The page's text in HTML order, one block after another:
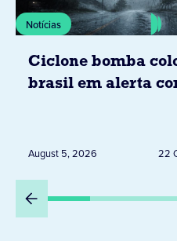
Notícias
Ciclone bomba
brasil em alerta
dias 6 e 8 de agosto
August 5, 2026 22